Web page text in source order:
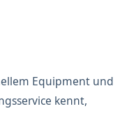
Equipment und
kennt,